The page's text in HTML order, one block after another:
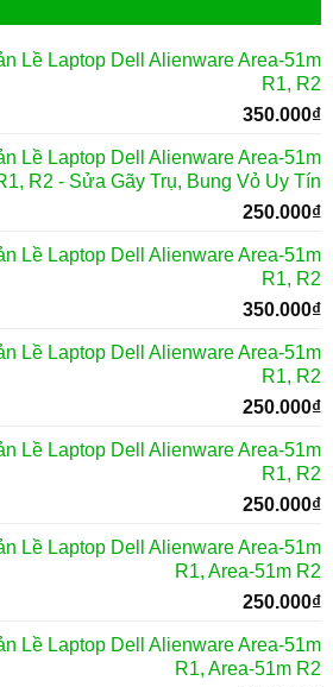
Lề Laptop Dell Alienware Area-51m
R1, R2
350.000₫
Lề Laptop Dell Alienware Area-51m
R2 - Sửa Gãy Trụ, Bung Vỏ Uy Tín
250.000₫
Lề Laptop Dell Alienware Area-51m
R1, R2
350.000₫
Lề Laptop Dell Alienware Area-51m
R1, R2
250.000₫
Lề Laptop Dell Alienware Area-51m
R1, R2
250.000₫
Lề Laptop Dell Alienware Area-51m
R1, Area-51m R2
250.000₫
Lề Laptop Dell Alienware Area-51m
R1, Area-51m R2